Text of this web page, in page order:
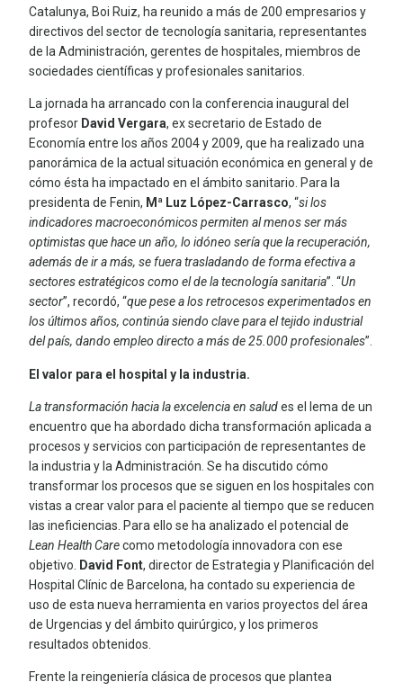
Catalunya, Boi Ruiz, ha reunido a más de 200 empresarios y
directivos del sector de tecnología sanitaria, representantes
de la Administración, gerentes de hospitales, miembros de
sociedades científicas y profesionales sanitarios.
La jornada ha arrancado con la conferencia inaugural del
profesor David Vergara, ex secretario de Estado de
Economía entre los años 2004 y 2009, que ha realizado una
panorámica de la actual situación económica en general y de
cómo ésta ha impactado en el ámbito sanitario. Para la
presidenta de Fenin, Mª Luz López-Carrasco, “si los
indicadores macroeconómicos permiten al menos ser más
optimistas que hace un año, lo idóneo sería que la recuperación,
además de ir a más, se fuera trasladando de forma efectiva a
sectores estratégicos como elde la tecnología sanitaria”. “Un
sector”, recordó, “que pese a los retrocesos experimentados en
los últimos años, continúa siendo clave para el tejido industrial
del país, dando empleo directo a más de 25.000 profesionales”.
El valor para el hospital y la industria.
La transformación hacia la excelencia en saludes el lema de un
encuentro que ha abordado dicha transformación aplicada a
procesos y servicios con participación de representantes de
la industria y la Administración. Se ha discutido cómo
transformar los procesos que se siguen en los hospitales con
vistas a crear valor para el paciente al tiempo que se reducen
las ineficiencias. Para ello se ha analizado el potencial de
Lean Health Carecomo metodología innovadora con ese
objetivo.
David Font, director de Estrategia y Planificación del
Hospital Clínic de Barcelona, ha contado su experiencia de
uso de esta nueva herramienta en varios proyectos del área
de Urgencias y del ámbito quirúrgico, y los primeros
resultados obtenidos.
Frente la reingeniería clásica de procesos que plantea